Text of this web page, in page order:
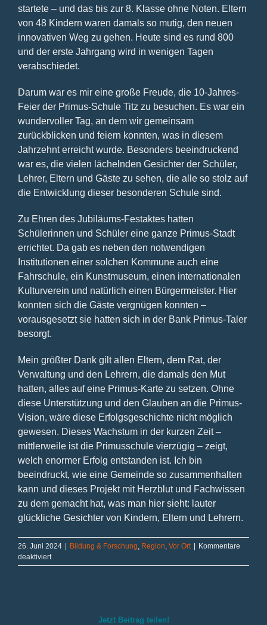
startete – und das bis zur 8. Klasse ohne Noten. Eltern
von 48 Kindern waren damals so mutig, den neuen
innovativen Weg zu gehen. Heute sind es rund 800
und der erste Jahrgang wird in wenigen Tagen
verabschiedet.
Darum war es mir eine große Freude, die 10-Jahres-
Feier der Primus-Schule Titz zu besuchen. Es war ein
wundervoller Tag, an dem wir gemeinsam
zurückblicken und feiern konnten, was in diesem
Jahrzehnt erreicht wurde. Besonders beeindruckend
war es, die vielen lächelnden Gesichter der Schüler,
Lehrer, Eltern und Gäste zu sehen, die alle so stolz auf
die Entwicklung dieser besonderen Schule sind.
Zu Ehren des Jubiläums-Festaktes hatten
Schülerinnen und Schüler eine ganze Primus-Stadt
errichtet. Da gab es neben den notwendigen
Institutionen einer solchen Kommune auch eine
Fahrschule, ein Kunstmuseum, einen internationalen
Kulturverein und natürlich einen Bürgermeister. Hier
konnten sich die Gäste vergnügen konnten –
vorausgesetzt sie hatten sich in der Bank Primus-Taler
besorgt.
Mein größter Dank gilt allen Eltern, dem Rat, der
Verwaltung und den Lehrern, die damals den Mut
hatten, alles auf eine Primus-Karte zu setzen. Ohne
diese Unterstützung und den Glauben an die Primus-
Vision, wäre diese Erfolgsgeschichte nicht möglich
gewesen. Dieses Wachstum in der kurzen Zeit –
mittlerweile ist die Primusschule vierzügig – zeigt,
welch enormer Erfolg entstanden ist. Ich bin
beeindruckt, wie eine Gemeinde so zusammenhalten
kann und dieses Projekt mit Herzblut und Fachwissen
zu dem gemacht hat, was man hier sieht: lauter
glückliche Gesichter von Kindern, Eltern und Lehrern.
26. Juni 2024 | Bildung & Forschung Region Vor Ort | Kommentare
deaktiviertfür
Prima
Jetzt Beitrag teilen!